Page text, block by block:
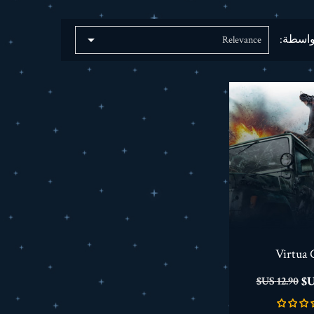
Relevance

Virtua
السعر
12.90 US$